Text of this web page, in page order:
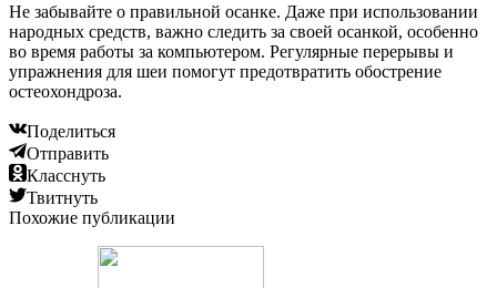
Не забывайте о правильной осанке. Даже при использовании
народных средств, важно следить за своей осанкой, особенно
во время работы за компьютером. Регулярные перерывы и
упражнения для шеи помогут предотвратить обострение
остеохондроза.
Поделиться
Отправить
Класснуть
Твитнуть
Похожие публикации